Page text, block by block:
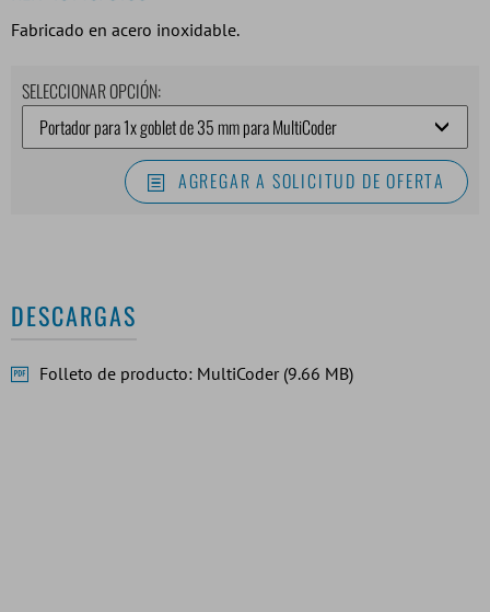
Fabricado en acero inoxidable.
SELECCIONAR OPCIÓN:
AGREGAR A SOLICITUD DE OFERTA
DESCARGAS
Folleto de producto: MultiCoder (9.66 MB)